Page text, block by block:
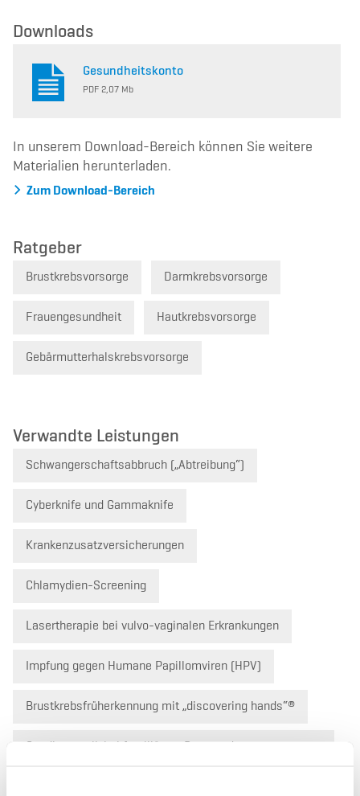
Downloads
Gesundheitskonto
PDF 2,07 Mb
In unserem Download-Bereich können Sie weitere
Materialien herunterladen.
Zum Download-Bereich
Ratgeber
Brustkrebsvorsorge Darmkrebsvorsorge
Frauengesundheit Hautkrebsvorsorge
Gebärmutterhalskrebsvorsorge
Verwandte Leistungen
Schwangerschaftsabbruch („Abtreibung“)
Cyberknife und Gammaknife
Krankenzusatzversicherungen
Chlamydien-Screening
Lasertherapie bei vulvo-vaginalen Erkrankungen
Impfung gegen Humane Papillomviren (HPV)
Brustkrebsfrüherkennung mit „discovering hands“®